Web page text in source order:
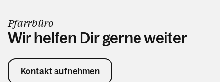
Pfarrbüro
Wir helfen Dir gerne weiter
Kontakt aufnehmen